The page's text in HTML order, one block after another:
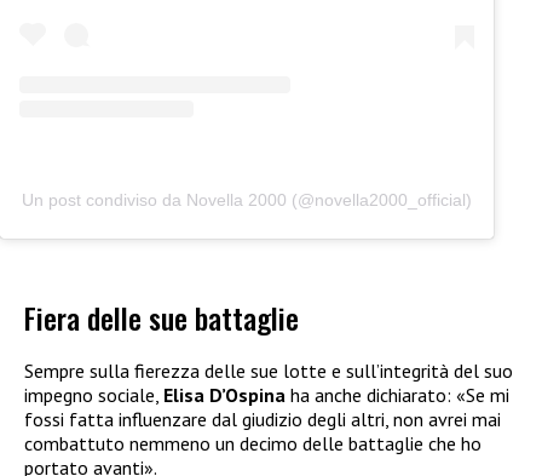
Un post condiviso da Novella 2000 (@novella2000_official)
Fiera delle sue battaglie
Sempre sulla fierezza delle sue lotte e sull’integrità del suo
impegno sociale, Elisa D’Ospina ha anche dichiarato: «Se mi
fossi fatta influenzare dal giudizio degli altri, non avrei mai
combattuto nemmeno un decimo delle battaglie che ho
portato avanti».